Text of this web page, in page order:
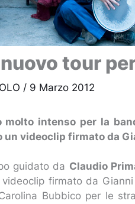
tour
/ 9 Marzo 2012
molto intenso per la
un videoclip firmato da
guidato da Claudio
firmato da
Bubbico per le